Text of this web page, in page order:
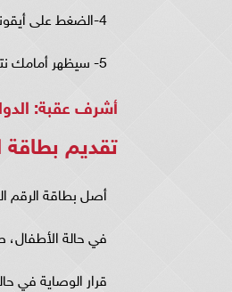
4-الضغط على أيقونة بحث بعد التأكد من صحته.
5- سيظهر أمامك نتيجة حالة الطلب المقدم لاستخراج بطاقة الخدمات.
أشرف عقبة:
تقديم
أصل بطاقة الرقم
في حالة الأطفال،
قرار الوصاية في